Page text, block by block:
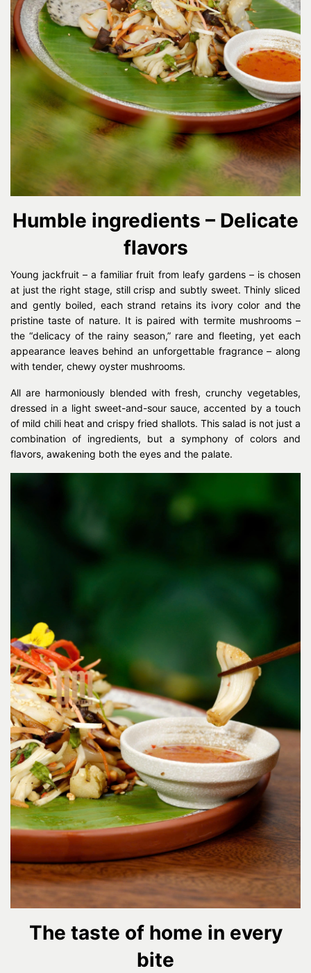
Humble ingredients – Delicate
flavors
Young jackfruit – a familiar fruit from leafy gardens – is chosen
at just the right stage, still crisp and subtly sweet. Thinly sliced
and gently boiled, each strand retains its ivory color and the
pristine taste of nature. It is paired with termite mushrooms –
the “delicacy of the rainy season,” rare and fleeting, yet each
appearance leaves behind an unforgettable fragrance – along
with tender, chewy oyster mushrooms.
All are harmoniously blended with fresh, crunchy vegetables,
dressed in a light sweet-and-sour sauce, accented by a touch
of mild chili heat and crispy fried shallots. This salad is not just a
combination of ingredients, but a symphony of colors and
flavors, awakening both the eyes and the palate.
The taste of home in every
bite